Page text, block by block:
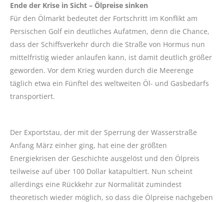
Ende der Krise in Sicht – Ölpreise sinken
Für den Ölmarkt bedeutet der Fortschritt im Konflikt am
Persischen Golf ein deutliches Aufatmen, denn die Chance,
dass der Schiffsverkehr durch die Straße von Hormus nun
mittelfristig wieder anlaufen kann, ist damit deutlich größer
geworden. Vor dem Krieg wurden durch die Meerenge
täglich etwa ein Fünftel des weltweiten Öl- und Gasbedarfs
transportiert.
Der Exportstau, der mit der Sperrung der Wasserstraße
Anfang März einher ging, hat eine der größten
Energiekrisen der Geschichte ausgelöst und den Ölpreis
teilweise auf über 100 Dollar katapultiert. Nun scheint
allerdings eine Rückkehr zur Normalität zumindest
theoretisch wieder möglich, so dass die Ölpreise nachgeben